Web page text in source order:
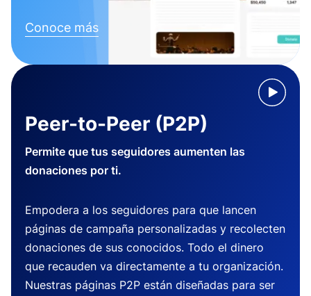
Conoce más
Peer-to-Peer (P2P)
Permite que tus seguidores aumenten las
donaciones por ti.
Empodera a los seguidores para que lancen
páginas de campaña personalizadas y recolecten
donaciones de sus conocidos. Todo el dinero
que recauden va directamente a tu organización.
Nuestras páginas P2P están diseñadas para ser